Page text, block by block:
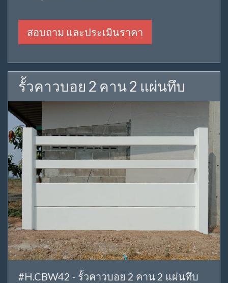
สอบถาม และประเมินราคา
รั้วคาวบอย 2 คาน 2 แผ่นทึบ
#H.CBW42 - รั้วคาวบอย 2 คาน 2 แผ่นทึบ